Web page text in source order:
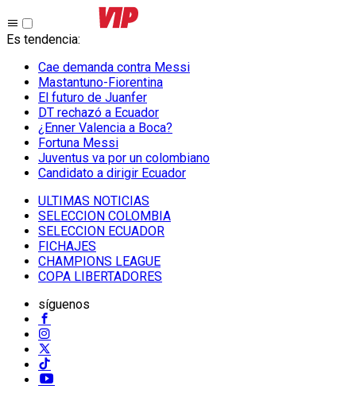
Es tendencia:
Cae demanda contra Messi
Mastantuno-Fiorentina
El futuro de Juanfer
DT rechazó a Ecuador
¿Enner Valencia a Boca?
Fortuna Messi
Juventus va por un colombiano
Candidato a dirigir Ecuador
ULTIMAS NOTICIAS
SELECCION COLOMBIA
SELECCION ECUADOR
FICHAJES
CHAMPIONS LEAGUE
COPA LIBERTADORES
síguenos